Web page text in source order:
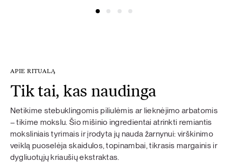
APIE RITUALĄ
Tik tai, kas naudinga
Netikime stebuklingomis piliulėmis ar lieknėjimo arbatomis
– tikime mokslu. Šio mišinio ingredientai atrinkti remiantis
moksliniais tyrimais ir įrodyta jų nauda žarnynui: virškinimo
veiklą puoselėja skaidulos, topinambai, tikrasis margainis ir
dygliuotųjų kriaušių ekstraktas.